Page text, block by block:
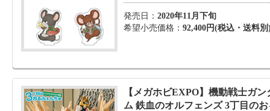
発売日： 2020年11月下旬
希望小売価格： 92,400円(税込・送料別
【メガホビEXPO】機動戦士ガン
ム 鉄血のオルフェンズ 3丁目のお